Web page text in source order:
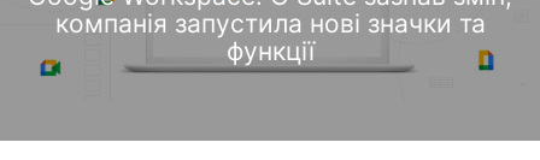
компанія запустила нові значки та
функції